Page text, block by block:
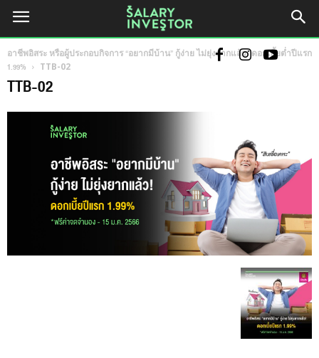
อาชีพอิสระ หรือผู้ประกอบกิจการ “อยากมีบ้าน” กู้ง่าย ไม่ยุ่งยากแล้ว! ดอกเบี้ยต่ำปีแรก
1.99%
TTB-02
TTB-02